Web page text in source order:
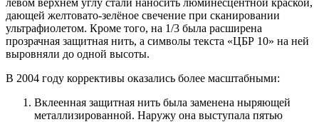
дающей желтовато-зелёное свечение при сканировании
ультрафиолетом. Кроме того, на 1/3 была расширена
прозрачная защитная нить, а символы текста «ЦБР 10» на ней
выровняли до одной высоты.
В 2004 году коррективы оказались более масштабными:
Вклеенная защитная нить была заменена ныряющей
металлизированной. Наружу она выступала пятью